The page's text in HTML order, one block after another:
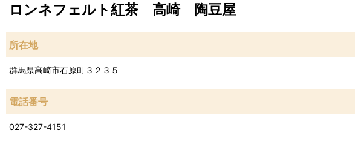
ロンネフェルト紅茶 高崎 陶豆屋
所在地
群馬県高崎市石原町３２３５
電話番号
027-327-4151